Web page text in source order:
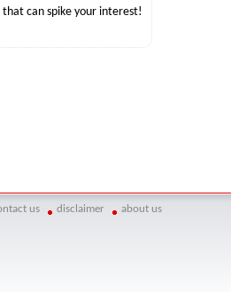
can spike your interest!
us disclaimer about us